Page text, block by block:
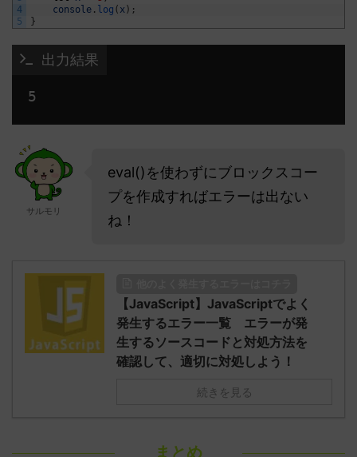
4
5
console . log ( x ) ;
}
出力結果
サルモリ
eval()を使わずにブロックスコー
プを作成すればエラーは出ない
ね！
【JavaScript】JavaScriptでよく
発生するエラー一覧 エラーが発
生するソースコードと対処方法を
確認して、適切に対処しよう！
続きを見る
まとめ